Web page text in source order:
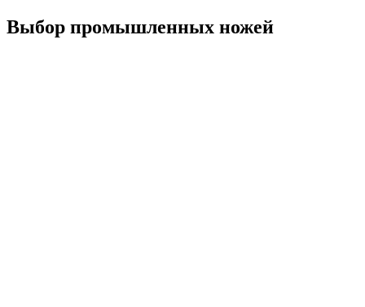
Выбор промышленных ножей